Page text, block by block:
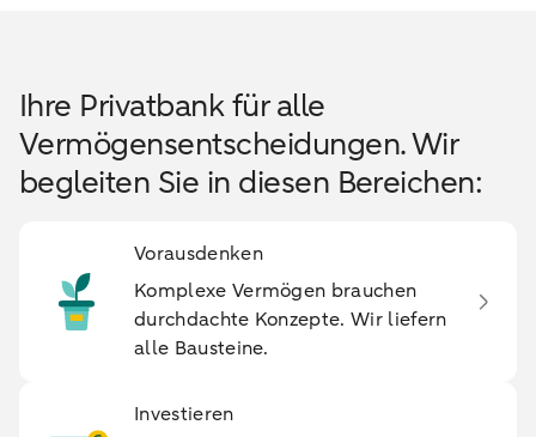
Ihre Privatbank für alle
Vermögensentscheidungen. Wir
begleiten Sie in diesen Bereichen:
Vorausdenken
Komplexe Vermögen brauchen
durchdachte Konzepte. Wir liefern
alle Bausteine.
Investieren